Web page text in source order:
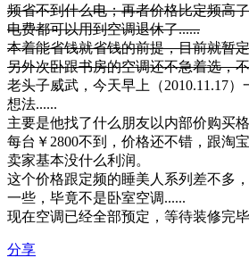
频省不到什么电；再者价格比定频高
电费都可以用到空调退休了......
本着能省钱就省钱的前提，目前就暂
另外次卧跟书房的空调还不急着选，
老头子威武，今天早上（2010.11.17
想法......
主要是他找了什么朋友以内部价购买
每台￥2800不到，价格还不错，跟淘
卖家基本没什么利润。
这个价格跟定频的睡美人系列差不多
一些，毕竟不是卧室空调......
现在空调已经全部预定，等待装修完毕
分享